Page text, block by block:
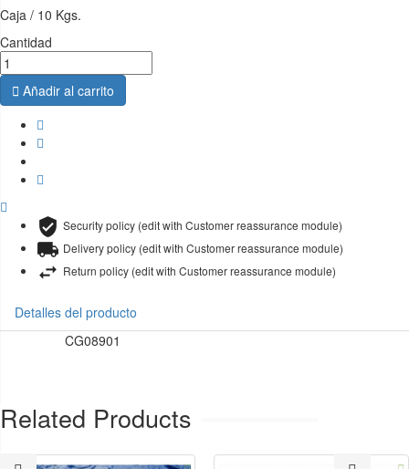
Caja / 10 Kgs.
Cantidad
 Añadir al carrito
Security policy (edit with Customer reassurance module)
Delivery policy (edit with Customer reassurance module)
Return policy (edit with Customer reassurance module)
Detalles del producto
CG08901
Related Products